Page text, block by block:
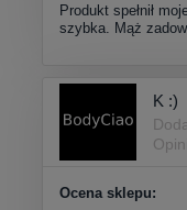
Produkt spełnił
szybka. Mąż
K :)
Ocena sklepu: